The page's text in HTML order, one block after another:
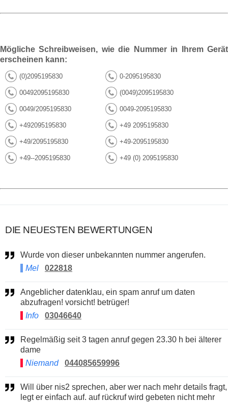
Mögliche Schreibweisen, wie die Nummer in Ihrem Gerät
erscheinen kann:
(0)2095195830 0-2095195830
00492095195830 (0049)2095195830
0049/2095195830 0049-2095195830
+492095195830 +49 2095195830
+49/2095195830 +49-2095195830
+49--2095195830 +49 (0) 2095195830
DIE NEUESTEN BEWERTUNGEN
Wurde von dieser unbekannten nummer angerufen.
Mel
022818
Angeblicher datenklau, ein spam anruf um daten
abzufragen! vorsicht! betrüger!
Info
03046640
Regelmäßig seit 3 tagen anruf gegen 23.30 h bei älterer
dame
Niemand
044085659996
Will über nis2 sprechen, aber wer nach mehr details fragt,
legt er einfach auf. auf rückruf wird gebeten nicht mehr